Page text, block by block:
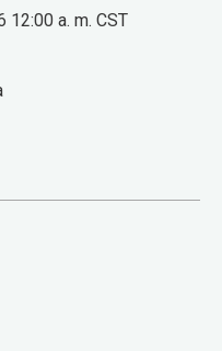
a. m. CST